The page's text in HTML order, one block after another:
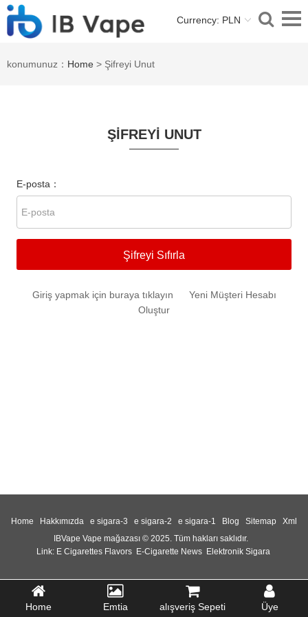
Currency: PLN
konumunuz： Home > Şifreyi Unut
ŞIFREYI UNUT
E-posta：
Şifreyi Sıfırla
Giriş yapmak için buraya tıklayın
Yeni Müşteri Hesabı
Oluştur
Home Hakkımızda e sigara-3 e sigara-2 e sigara-1 Blog Sitemap
Xml
IBVape Vape mağazası © 2025. Tüm hakları saklıdır.
Link: E Cigarettes Flavors E-Cigarette News Elektronik Sigara
Home Emtia alışveriş Sepeti Üye